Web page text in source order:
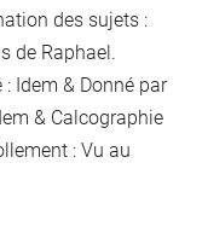
des sujets :
de Raphael.
Idem & Donné par
& Calcographie
:Vu au